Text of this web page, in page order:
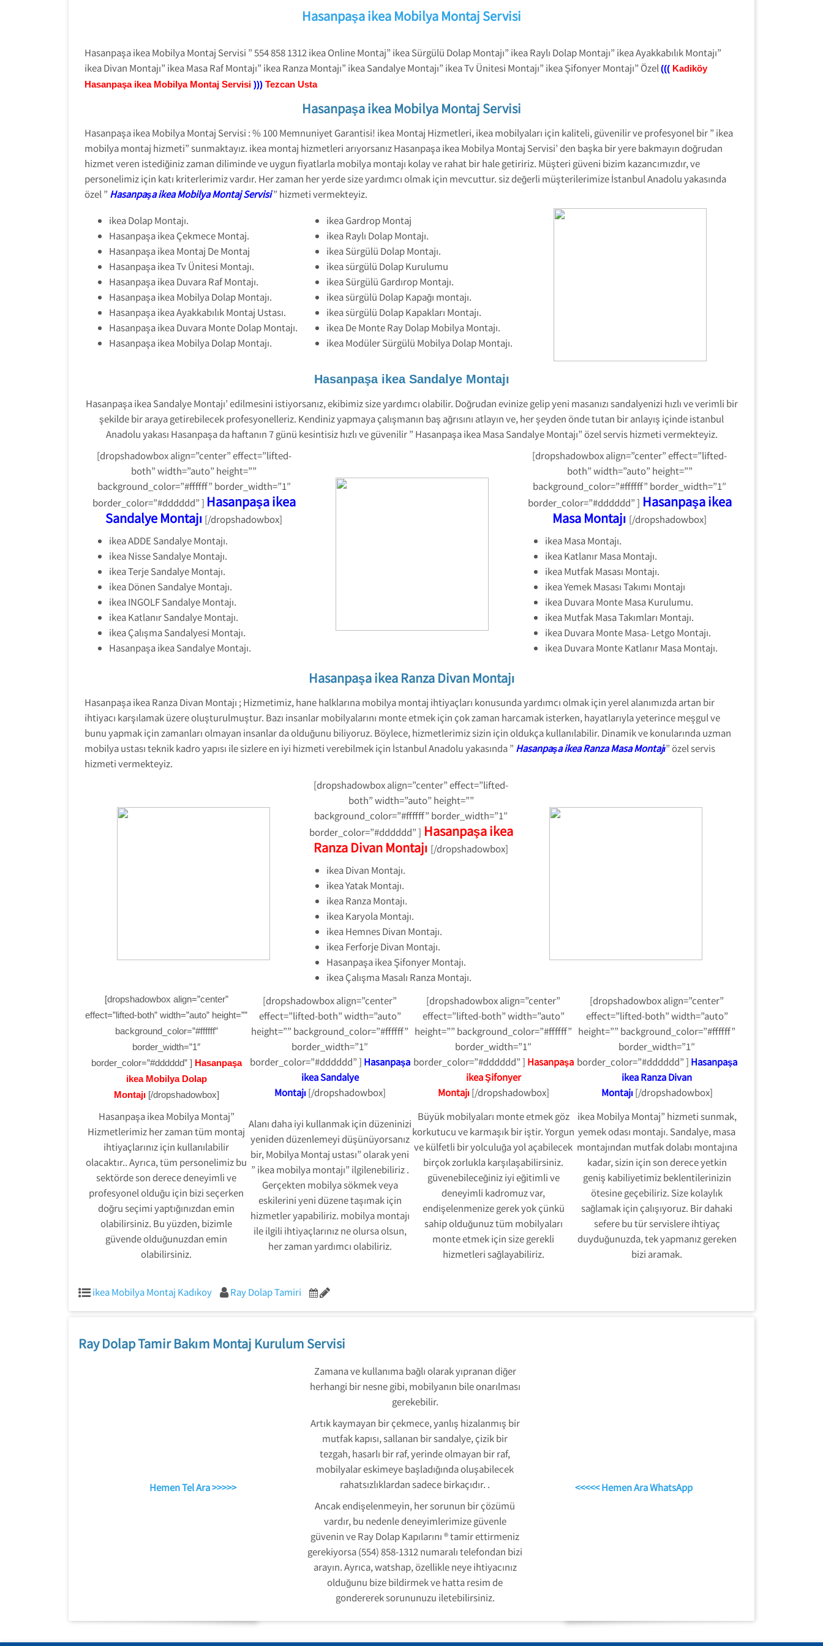
Hasanpaşa ikea Mobilya Montaj Servisi
Hasanpaşa ikea Mobilya Montaj Servisi ” 554 858 1312 ikea Online Montaj” ikea Sürgülü Dolap Montajı” ikea Raylı Dolap Montajı” ikea Ayakkabılık Montajı”
ikea Divan Montajı” ikea Masa Raf Montajı” ikea Ranza Montajı” ikea Sandalye Montajı” ikea Tv Ünitesi Montajı” ikea Şifonyer Montajı” Özel ((( Kadiköy
Hasanpaşa ikea Mobilya Montaj Servisi ))) Tezcan Usta
Hasanpaşa ikea Mobilya Montaj Servisi
Hasanpaşa ikea Mobilya Montaj Servisi : % 100 Memnuniyet Garantisi! ikea Montaj Hizmetleri, ikea mobilyaları için kaliteli, güvenilir ve profesyonel bir ” ikea
mobilya montaj hizmeti” sunmaktayız. ikea montaj hizmetleri arıyorsanız Hasanpaşa ikea Mobilya Montaj Servisi’ den başka bir yere bakmayın doğrudan
hizmet veren istediğiniz zaman diliminde ve uygun fiyatlarla mobilya montajı kolay ve rahat bir hale getiririz. Müşteri güveni bizim kazancımızdır, ve
personelimiz için katı kriterlerimiz vardır. Her zaman her yerde size yardımcı olmak için mevcuttur. siz değerli müşterilerimize İstanbul Anadolu yakasında
özel ” Hasanpaşa ikea Mobilya Montaj Servisi” hizmeti vermekteyiz.
ikea Dolap Montajı.
Hasanpaşa ikea Çekmece Montaj.
Hasanpaşa ikea Montaj De Montaj
Hasanpaşa ikea Tv Ünitesi Montajı.
Hasanpaşa ikea Duvara Raf Montajı.
Hasanpaşa ikea Mobilya Dolap Montajı.
Hasanpaşa ikea Ayakkabılık Montaj Ustası.
Hasanpaşa ikea Duvara Monte Dolap Montajı.
Hasanpaşa ikea Mobilya Dolap Montajı.
ikea Gardrop Montaj
ikea Raylı Dolap Montajı.
ikea Sürgülü Dolap Montajı.
ikea sürgülü Dolap Kurulumu
ikea Sürgülü Gardırop Montajı.
ikea sürgülü Dolap Kapağı montajı.
ikea sürgülü Dolap Kapakları Montajı.
ikea De Monte Ray Dolap Mobilya Montajı.
ikea Modüler Sürgülü Mobilya Dolap Montajı.
Hasanpaşa ikea Sandalye Montajı
Hasanpaşa ikea Sandalye Montajı’ edilmesini istiyorsanız, ekibimiz size yardımcı olabilir. Doğrudan evinize gelip yeni masanızı sandalyenizi hızlı ve verimli bir
şekilde bir araya getirebilecek profesyonelleriz. Kendiniz yapmaya çalışmanın baş ağrısını atlayın ve, her şeyden önde tutan bir anlayış içinde istanbul
Anadolu yakası Hasanpaşa da haftanın 7 günü kesintisiz hızlı ve güvenilir ” Hasanpaşa ikea Masa Sandalye Montajı” özel servis hizmeti vermekteyiz.
[dropshadowbox align=”center” effect=”lifted-
both” width=”auto” height=””
background_color=”#ffffff” border_width=”1″
border_color=”#dddddd” ] Hasanpaşa ikea
Sandalye Montajı [/dropshadowbox]
ikea ADDE Sandalye Montajı.
ikea Nisse Sandalye Montajı.
ikea Terje Sandalye Montajı.
ikea Dönen Sandalye Montajı.
ikea INGOLF Sandalye Montajı.
ikea Katlanır Sandalye Montajı.
ikea Çalışma Sandalyesi Montajı.
Hasanpaşa ikea Sandalye Montajı.
[dropshadowbox align=”center” effect=”lifted-
both” width=”auto” height=””
background_color=”#ffffff” border_width=”1″
border_color=”#dddddd” ] Hasanpaşa ikea
Masa Montajı [/dropshadowbox]
ikea Masa Montajı.
ikea Katlanır Masa Montajı.
ikea Mutfak Masası Montajı.
ikea Yemek Masası Takımı Montajı
ikea Duvara Monte Masa Kurulumu.
ikea Mutfak Masa Takımları Montajı.
ikea Duvara Monte Masa- Letgo Montajı.
ikea Duvara Monte Katlanır Masa Montajı.
Hasanpaşa ikea Ranza Divan Montajı
Hasanpaşa ikea Ranza Divan Montajı ; Hizmetimiz, hane halklarına mobilya montaj ihtiyaçları konusunda yardımcı olmak için yerel alanımızda artan bir
ihtiyacı karşılamak üzere oluşturulmuştur. Bazı insanlar mobilyalarını monte etmek için çok zaman harcamak isterken, hayatlarıyla yeterince meşgul ve
bunu yapmak için zamanları olmayan insanlar da olduğunu biliyoruz. Böylece, hizmetlerimiz sizin için oldukça kullanılabilir. Dinamik ve konularında uzman
mobilya ustası teknik kadro yapısı ile sizlere en iyi hizmeti verebilmek için İstanbul Anadolu yakasında ” Hasanpaşa ikea Ranza Masa Montajı” özel servis
hizmeti vermekteyiz.
[dropshadowbox align=”center” effect=”lifted-
both” width=”auto” height=””
background_color=”#ffffff” border_width=”1″
border_color=”#dddddd” ] Hasanpaşa ikea
Ranza Divan Montajı [/dropshadowbox]
ikea Divan Montajı.
ikea Yatak Montajı.
ikea Ranza Montajı.
ikea Karyola Montajı.
ikea Hemnes Divan Montajı.
ikea Ferforje Divan Montajı.
Hasanpaşa ikea Şifonyer Montajı.
ikea Çalışma Masalı Ranza Montajı.
[dropshadowbox align=”center”
effect=”lifted-both” width=”auto” height=””
background_color=”#ffffff”
border_width=”1″
border_color=”#dddddd” ] Hasanpaşa
ikea Mobilya Dolap
Montajı [/dropshadowbox]
[dropshadowbox align=”center”
effect=”lifted-both” width=”auto”
height=”” background_color=”#ffffff”
border_width=”1″
border_color=”#dddddd” ] Hasanpaşa
ikea Sandalye
Montajı [/dropshadowbox]
[dropshadowbox align=”center”
effect=”lifted-both” width=”auto”
height=”” background_color=”#ffffff”
border_width=”1″
border_color=”#dddddd” ] Hasanpaşa
ikea Şifonyer
Montajı[/dropshadowbox]
[dropshadowbox align=”center”
effect=”lifted-both” width=”auto”
height=”” background_color=”#ffffff”
border_width=”1″
border_color=”#dddddd” ] Hasanpaşa
ikea Ranza Divan
Montajı[/dropshadowbox]
Hasanpaşa ikea Mobilya Montaj”
Hizmetlerimiz her zaman tüm montaj
ihtiyaçlarınız için kullanılabilir
olacaktır.. Ayrıca, tüm personelimiz bu
sektörde son derece deneyimli ve
profesyonel olduğu için bizi seçerken
doğru seçimi yaptığınızdan emin
olabilirsiniz. Bu yüzden, bizimle
güvende olduğunuzdan emin
olabilirsiniz.
Alanı daha iyi kullanmak için düzeninizi
yeniden düzenlemeyi düşünüyorsanız
bir, Mobilya Montaj ustası” olarak yeni
” ikea mobilya montajı” ilgilenebiliriz .
Gerçekten mobilya sökmek veya
eskilerini yeni düzene taşımak için
hizmetler yapabiliriz. mobilya montajı
ile ilgili ihtiyaçlarınız ne olursa olsun,
her zaman yardımcı olabiliriz.
Büyük mobilyaları monte etmek göz
korkutucu ve karmaşık bir iştir. Yorgun
ve külfetli bir yolculuğa yol açabilecek
birçok zorlukla karşılaşabilirsiniz.
güvenebileceğiniz iyi eğitimli ve
deneyimli kadromuz var,
endişelenmenize gerek yok çünkü
sahip olduğunuz tüm mobilyaları
monte etmek için size gerekli
hizmetleri sağlayabiliriz.
ikea Mobilya Montaj” hizmeti sunmak,
yemek odası montajı. Sandalye, masa
montajından mutfak dolabı montajına
kadar, sizin için son derece yetkin
geniş kabiliyetimiz beklentilerinizin
ötesine geçebiliriz. Size kolaylık
sağlamak için çalışıyoruz. Bir dahaki
sefere bu tür servislere ihtiyaç
duyduğunuzda, tek yapmanız gereken
bizi aramak.
ikea Mobilya Montaj Kadıkoy Ray Dolap Tamiri
Ray Dolap Tamir Bakım Montaj Kurulum Servisi
Hemen Tel Ara >>>>>
Zamana ve kullanıma bağlı olarak yıpranan diğer
herhangi bir nesne gibi, mobilyanın bile onarılması
gerekebilir.
Artık kaymayan bir çekmece, yanlış hizalanmış bir
mutfak kapısı, sallanan bir sandalye, çizik bir
tezgah, hasarlı bir raf, yerinde olmayan bir raf,
mobilyalar eskimeye başladığında oluşabilecek
rahatsızlıklardan sadece birkaçıdır. .
Ancak endişelenmeyin, her sorunun bir çözümü
vardır, bu nedenle deneyimlerimize güvenle
güvenin ve Ray Dolap Kapılarını ® tamir ettirmeniz
gerekiyorsa (554) 858-1312 numaralı telefondan bizi
arayın. Ayrıca, watshap, özellikle neye ihtiyacınız
olduğunu bize bildirmek ve hatta resim de
gondererek sorununuzu iletebilirsiniz.
<<<<< Hemen Ara WhatsApp